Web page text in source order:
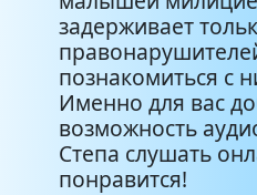
задерживает
познакомиться с
Именно для вас
возможность
Степа слушать
понравится!